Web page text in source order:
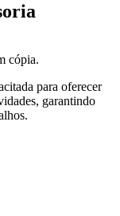
cópia.
para oferecer
garantindo